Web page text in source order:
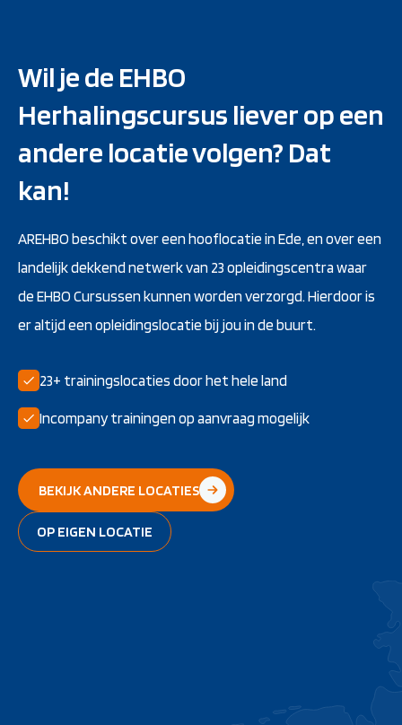
Wil je de EHBO
Herhalingscursus liever op een
andere locatie volgen? Dat
kan!
AREHBO beschikt over een hooflocatie in Ede, en over een
landelijk dekkend netwerk van 23 opleidingscentra waar
de EHBO Cursussen kunnen worden verzorgd. Hierdoor is
er altijd een opleidingslocatie bij jou in de buurt.
23+ trainingslocaties door het hele land
Incompany trainingen op aanvraag mogelijk
BEKIJK ANDERE LOCATIES
OP EIGEN LOCATIE